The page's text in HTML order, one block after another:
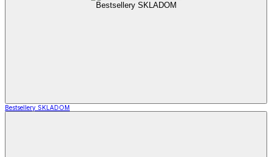
Bestsellery SKLADOM
Bestsellery SKLADOM